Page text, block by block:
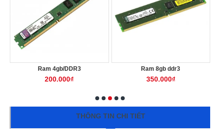
Ram 4gb/DDR3
200.000₫
Ram 8gb ddr3
350.000₫
THÔNG TIN CHI TIẾT